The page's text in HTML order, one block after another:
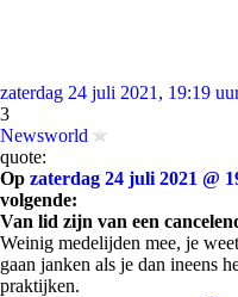
zaterdag 24 juli 2021, 19:19
3
Newsworld
quote:
Op zaterdag 24 juli 2021 @
volgende:
Van lid zijn van een
Weinig medelijden mee, je
gaan janken als je dan ineens
praktijken.